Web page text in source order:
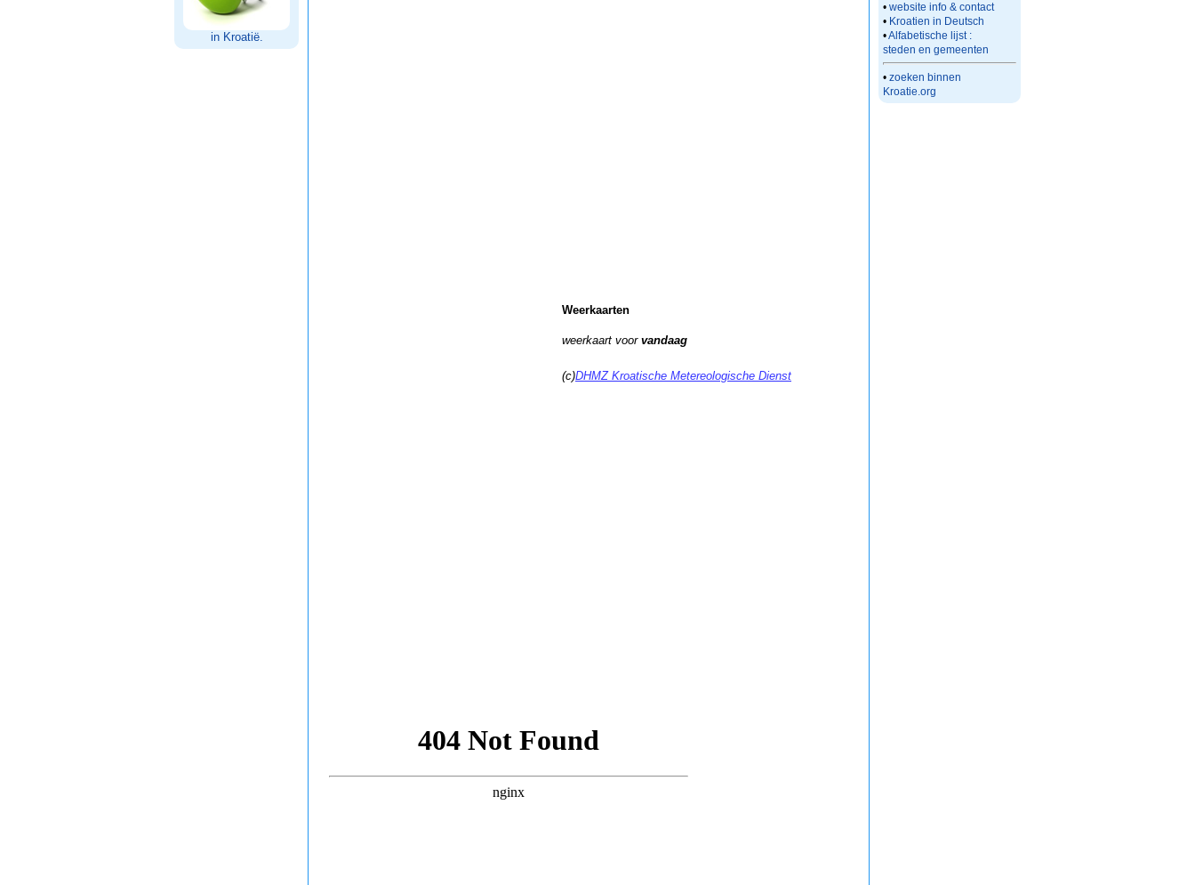
in Kroatië.
Weerkaarten
weerkaart voor vandaag
(c)DHMZ Kroatische Metereologische Dienst
• website info & contact
• Kroatien in Deutsch
•Alfabetische lijst :
steden en gemeenten
• zoeken binnen
Kroatie.org